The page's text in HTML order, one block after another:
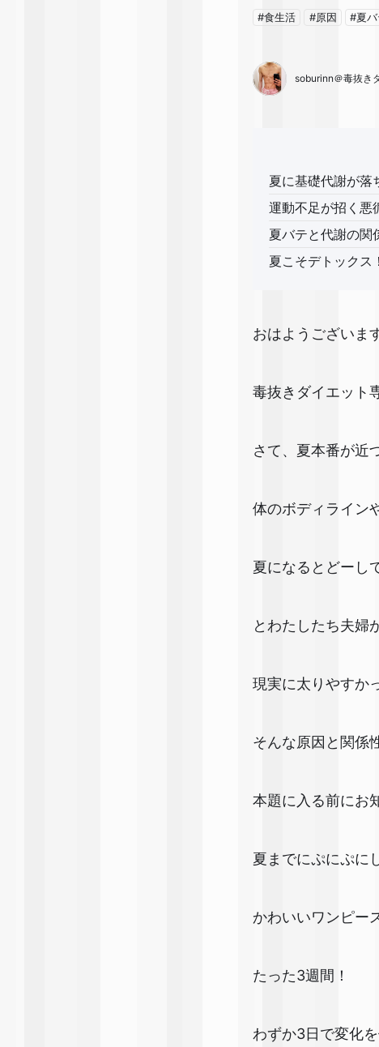
#食生活 #原因 #夏バ
soburinn＠毒抜き
夏に基礎代謝が落
運動不足が招く悪
夏バテと代謝の関
夏こそデトックス
おはようございま
毒抜きダイエット
さて、夏本番が近
体のボディライン
夏になるとどーし
とわたしたち夫婦
現実に太りやすか
そんな原因と関係
本題に入る前にお
夏までにぷにぷに
かわいいワンピー
たった3週間！
わずか3日で変化を